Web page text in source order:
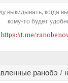
выкидывать, когда
кому-то будет
https://t.me/
ранобэ /